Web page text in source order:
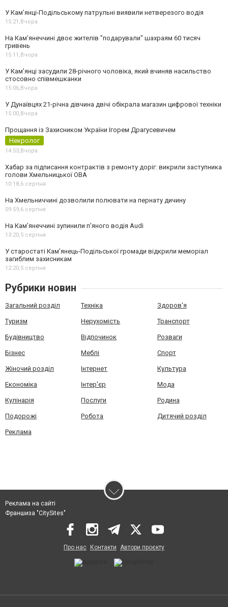
У Кам’янці-Подільському патрульні виявили нетверезого водія
15:21,Вчора
На Камʼянеччині двоє жителів "подарували" шахраям 60 тисяч
гривень
15:11,Вчора
У Камʼянці засудили 28-річного чоловіка, який вчиняв насильство
стосовно співмешканки
15:06,Вчора
У Дунаївцях 21-річна дівчина двічі обікрала магазин цифрової техніки
15:00,Вчора
Прощання із Захисником України Ігорем Драгусевичем
Некролог
14:53,Вчора
Хабар за підписання контрактів з ремонту доріг: викрили заступника
голови Хмельницької ОВА
10:18,6 серпня
На Хмельниччині дозволили полювати на пернату дичину
09:59,6 серпня
На Камʼянеччині зупинили п'яного водія Audi
13:20,5 серпня
У старостаті Кам’янець-Подільської громади відкрили меморіал
загиблим захисникам
12:20,5 серпня
Рубрики новин
Загальний розділ Техніка Здоров'я
Туризм Нерухомість Транспорт
Будівництво Відпочинок Розваги
Бізнес Меблі Спорт
Жіночий розділ Інтернет Культура
Економіка Інтер'єр Мода
Кулінарія Послуги Родина
Подорожі Робота Дитячий розділ
Реклама
Реклама на сайті
Франшиза "CitySites"
Про нас Контакти Автори проєкту